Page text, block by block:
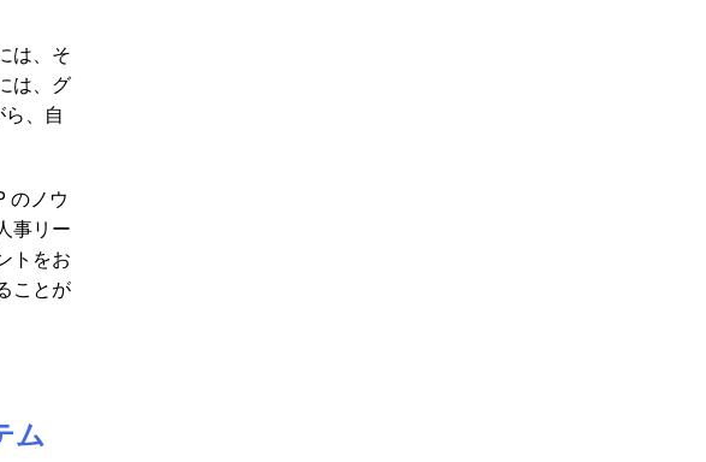
は、そ
は、グ
、自
のノウ
事リー
トをお
ことが
ム